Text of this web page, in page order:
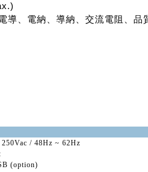
導、電納、導納、交流電阻、
/ 48Hz ~ 62Hz
(option)